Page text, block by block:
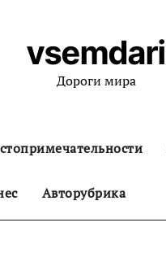
vsemdari
Дороги мира
Авторубрика